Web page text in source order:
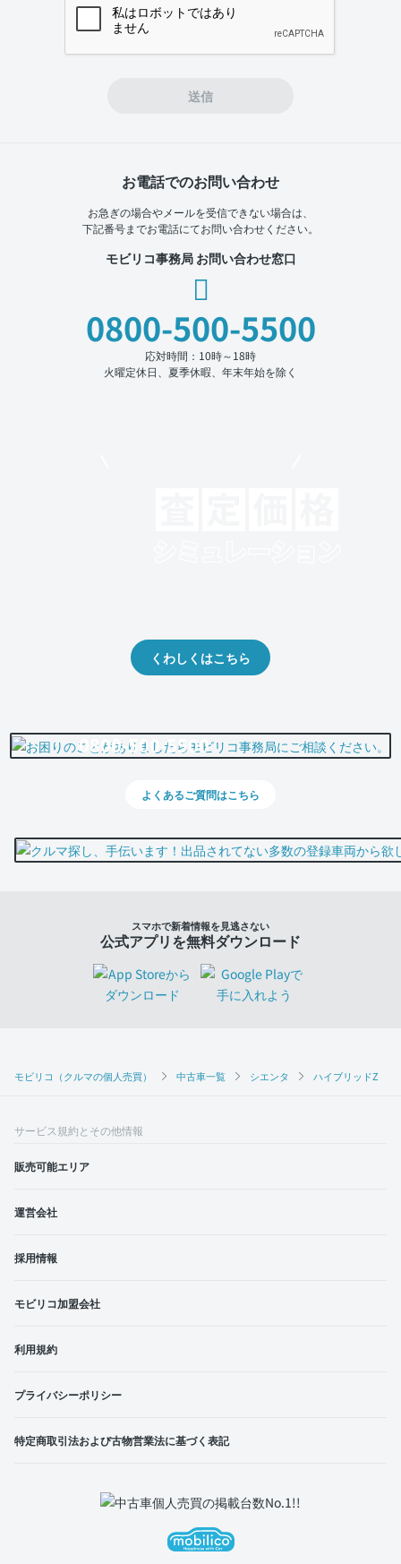
モビリコ（クルマの個人売買） 中古車一覧 シエンタ ハイブリッドZ
送信
お電話でのお問い合わせ
お急ぎの場合やメールを受信できない場合は、
下記番号までお電話にてお問い合わせください。
モビリコ事務局 お問い合わせ窓口
0800-500-5500
応対時間：10時～18時
火曜定休日、夏季休暇、年末年始を除く
くわしくはこちら
0800-500-5500
よくあるご質問はこちら
スマホで新着情報を見逃さない
公式アプリを無料ダウンロード
サービス規約とその他情報
販売可能エリア
運営会社
採用情報
モビリコ加盟会社
利用規約
プライバシーポリシー
特定商取引法および古物営業法に基づく表記